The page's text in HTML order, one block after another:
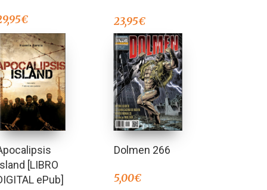
€ 23,95€
[LIBRO
ePub]
Dolmen 266
5,00€